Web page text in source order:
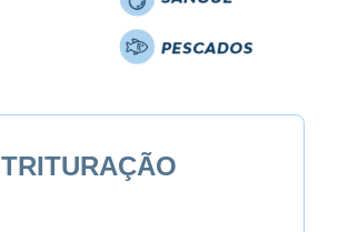
TRITURAÇÃO